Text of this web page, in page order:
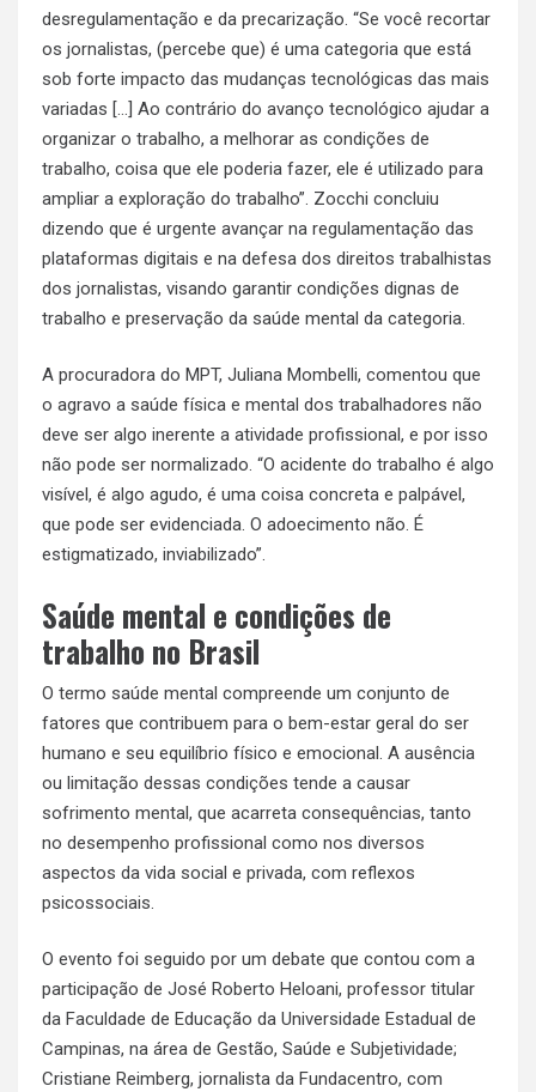
desregulamentação e da precarização. “Se você recortar
os jornalistas, (percebe que) é uma categoria que está
sob forte impacto das mudanças tecnológicas das mais
variadas […] Ao contrário do avanço tecnológico ajudar a
organizar o trabalho, a melhorar as condições de
trabalho, coisa que ele poderia fazer, ele é utilizado para
ampliar a exploração do trabalho”. Zocchi concluiu
dizendo que é urgente avançar na regulamentação das
plataformas digitais e na defesa dos direitos trabalhistas
dos jornalistas, visando garantir condições dignas de
trabalho e preservação da saúde mental da categoria.
A procuradora do MPT, Juliana Mombelli, comentou que
o agravo a saúde física e mental dos trabalhadores não
deve ser algo inerente a atividade profissional, e por isso
não pode ser normalizado. “O acidente do trabalho é algo
visível, é algo agudo, é uma coisa concreta e palpável,
que pode ser evidenciada. O adoecimento não. É
estigmatizado, inviabilizado”.
Saúde mental e condições de
trabalho no Brasil
O termo saúde mental compreende um conjunto de
fatores que contribuem para o bem-estar geral do ser
humano e seu equilíbrio físico e emocional. A ausência
ou limitação dessas condições tende a causar
sofrimento mental, que acarreta consequências, tanto
no desempenho profissional como nos diversos
aspectos da vida social e privada, com reflexos
psicossociais.
O evento foi seguido por um debate que contou com a
participação de José Roberto Heloani, professor titular
da Faculdade de Educação da Universidade Estadual de
Campinas, na área de Gestão, Saúde e Subjetividade;
Cristiane Reimberg, jornalista da Fundacentro, com